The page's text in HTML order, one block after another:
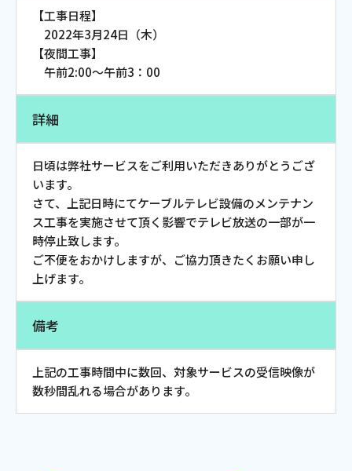
お電話でのお問い合わせ
Webメール
おトクなプラン
パンフレット・チラシ
会社案内
【工事日程】
2022年3月24日（木）
【夜間工事】
午前2:00～午前3：00
詳細
日頃は弊社サービスをご利用いただきありがとうござ
います。
さて、上記日時にてケーブルテレビ設備のメンテナン
ス工事を実施させて頂く影響でテレビ放送の一部が一
時停止致します。
ご不便をおかけしますが、ご協力頂きたくお願い申し
上げます。
備考
上記の工事時間中に数回、対象サービスの受信映像が
数秒間乱れる場合があります。